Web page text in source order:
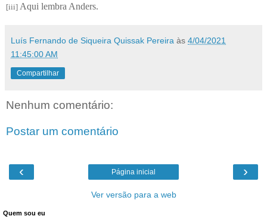
[iii] Aqui lembra Anders.
Luís Fernando de Siqueira Quissak Pereira às 4/04/2021
11:45:00 AM
Compartilhar
Nenhum comentário:
Postar um comentário
‹ ›
Página inicial
Ver versão para a web
Quem sou eu